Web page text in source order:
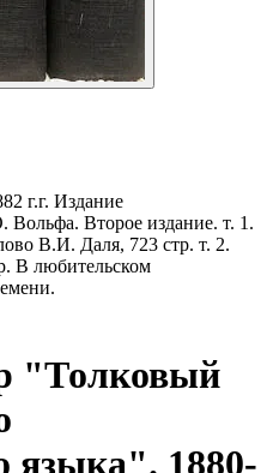
г.г. Издание
Второе издание. т. 1.
В.И. Даля, 723 стр. т. 2.
В любительском
"Толковый
языка". 1880-